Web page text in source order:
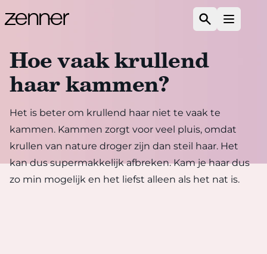
ZoekenOpen
Hoe vaak krullend
haar kammen?
Het is beter om krullend haar niet te vaak te
kammen. Kammen zorgt voor veel pluis, omdat
krullen van nature droger zijn dan steil haar. Het
kan dus supermakkelijk afbreken. Kam je haar dus
zo min mogelijk en het liefst alleen als het nat is.